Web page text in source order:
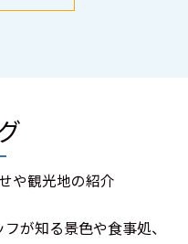
や観光地の紹介
が知る景色や食事処、